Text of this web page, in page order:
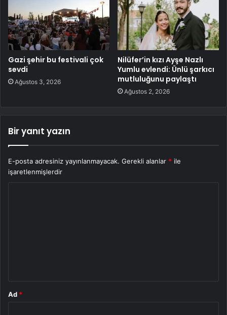
Gazi şehir bu festivali çok
sevdi
Ağustos 3, 2026
Nilüfer’in kızı Ayşe Nazlı
Yumlu evlendi: Ünlü şarkıcı
mutluluğunu paylaştı
Ağustos 2, 2026
Bir yanıt yazın
E-posta adresiniz yayınlanmayacak. Gerekli alanlar * ile
işaretlenmişlerdir
Ad *